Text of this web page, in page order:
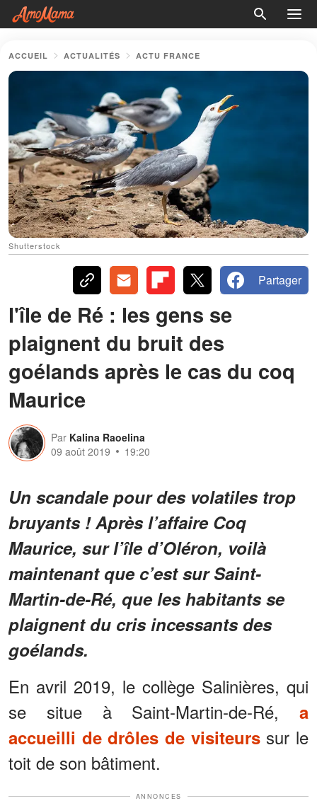
ACCUEIL ACTUALITÉS ACTU FRANCE
Shutterstock
Partager
l'île de Ré : les gens se
plaignent du bruit des
goélands après le cas du coq
Maurice
Par Kalina Raoelina
09 août 2019
19:20
Un scandale pour des volatiles trop
bruyants ! Après l’affaire Coq
Maurice, sur l’île d’Oléron, voilà
maintenant que c’est sur Saint-
Martin-de-Ré, que les habitants se
plaignent du cris incessants des
goélands.
En avril 2019, le collège Salinières, qui
se situe à Saint-Martin-de-Ré, a
accueilli de drôles de visiteurssur le
toit de son bâtiment.
ANNONCES